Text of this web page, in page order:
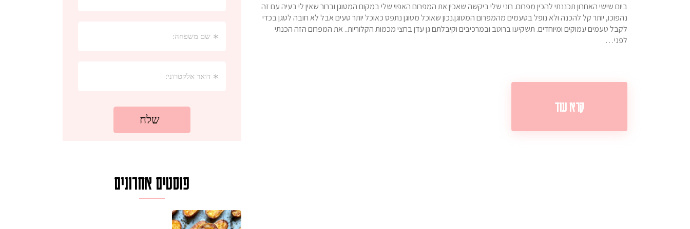
ביום שישי האחרון תכננתי להכין מפרום. רוני שלי ביקשה שאכין את המפרום האפוי שלי במקום המטוגן וברור שאין לי בעיה עם זה
נהפוכו, יותר קל להכנה ולא נופל בטעמים מהמפרום המטוגן.נכון שאוכל מטוגן נתפס כאוכל יותר טעים אבל לא חובה לטגן בכדי
לקבל טעמים עמוקים ומיוחדים. תשקיעו ברוטב ובמרכיבים וקיבלתם גן עדן בחצי מכמות הקלוריות.. את המפרום הזה הכנתי
לפני…
קרא עוד
פוסטים אחרונים